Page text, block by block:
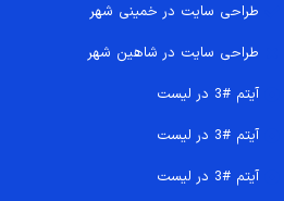
طراحی سایت در خمینی شهر
طراحی سایت در شاهین شهر
آیتم #3 در لیست
آیتم #3 در لیست
آیتم #3 در لیست